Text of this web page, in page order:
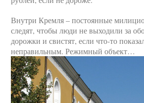
Внутри Кремля – постоянные
следят, чтобы люди не выходили за
дорожки и свистят, если что-то
неправильным. Режимный объект…